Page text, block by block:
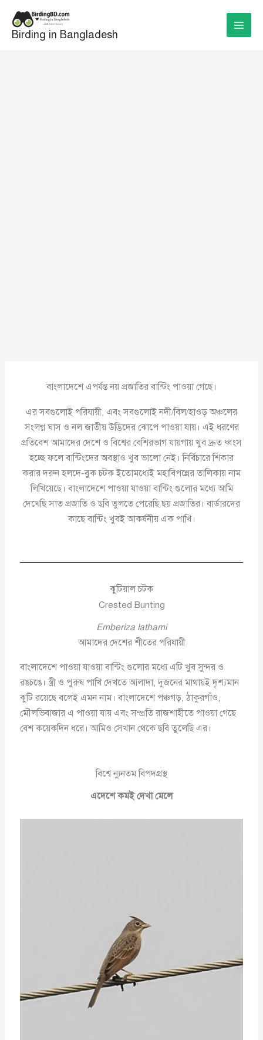
content
Birding in Bangladesh
বাংলাদেশে এপর্যন্ত নয় প্রজাতির বান্টিং পাওয়া গেছে।
এর সবগুলোই পরিযায়ী, এবং সবগুলোই নদী/বিল/হাওড় অঞ্চলের
সংলগ্ন ঘাস ও নল জাতীয় উদ্ভিদের ঝোপে পাওয়া যায়। এই ধরণের
প্রতিবেশ আমাদের দেশে ও বিশ্বের বেশিরভাগ যায়গায় খুব দ্রুত ধ্বংস
হচ্ছে ফলে বান্টিংদের অবস্থাও খুব ভালো নেই। নির্বিচারে শিকার
করার দরুন হলদে-বুক চটক ইতোমধ্যেই মহাবিপন্নের তালিকায় নাম
লিখিয়েছে। বাংলাদেশে পাওয়া যাওয়া বান্টিং গুলোর মধ্যে আমি
দেখেছি সাত প্রজাতি ও ছবি তুলতে পেরেছি ছয় প্রজাতির। বার্ডারদের
কাছে বান্টিং খুবই আকর্ষনীয় এক পাখি।
ঝুটিয়াল চটক
Crested Bunting
Emberiza lathami
আমাদের দেশের শীতের পরিযায়ী
বাংলাদেশে পাওয়া যাওয়া বান্টিং গুলোর মধ্যে এটি খুব সুন্দর ও
রঙচঙে। স্ত্রী ও পুরুষ পাখি দেখতে আলাদা, দুজনের মাথায়ই দৃশ্যমান
ঝুটি রয়েছে বলেই এমন নাম। বাংলাদেশে পঞ্চগড়, ঠাকুরগাঁও,
মৌলভিবাজার এ পাওয়া যায় এবং সম্প্রতি রাজশাহীতে পাওয়া গেছে
বেশ কয়েকদিন ধরে। আমিও সেখান থেকে ছবি তুলেছি এর।
বিশ্বে ন্যুনতম বিপদগ্রস্থ
এদেশে কমই দেখা মেলে